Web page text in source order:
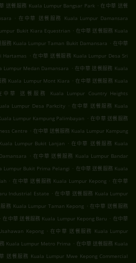
送餐服務 Kuala Lumpur Bangsar Park . 在中華 送餐
. 在中華 送餐服務 Kuala Lumpur Damansara
Bukit Kiara Equestrian . 在中華 送餐服務 Kuala
服務 Kuala Lumpur Taman Bukit Damansara . 在中華
Hartamas . 在中華 送餐服務 Kuala Lumpur Desa Sri
Lumpur Medan Damansara . 在中華 送餐服務 Kuala
務 Kuala Lumpur Mont Kiara . 在中華 送餐服務 Kuala
中華 送餐服務 Kuala Lumpur Country Heights
Lumpur Desa Parkcity . 在中華 送餐服務 Kuala
Lumpur Kampung Palimbayan . 在中華 送餐服務
Centre . 在中華 送餐服務 Kuala Lumpur Kampung
Lumpur Bukit Lanjan . 在中華 送餐服務 Kuala
. 在中華 送餐服務 Kuala Lumpur Bandar
Lumpur Bukit Prima Pelangi . 在中華 送餐服務 Kuala
. 在中華 送餐服務 Kuala Lumpur Kepong . 在中華
Industrial Estate . 在中華 送餐服務 Kuala Lumpur
務 Kuala Lumpur Taman Kepong . 在中華 送餐服務
. 在中華 送餐服務 Kuala Lumpur Kepong Baru . 在中華
Kepong . 在中華 送餐服務 Kuala Lumpur
Kuala Lumpur Metro Prima . 在中華 送餐服務 Kuala
送餐服務 Kuala Lumpur Mwe Kepong Commercial